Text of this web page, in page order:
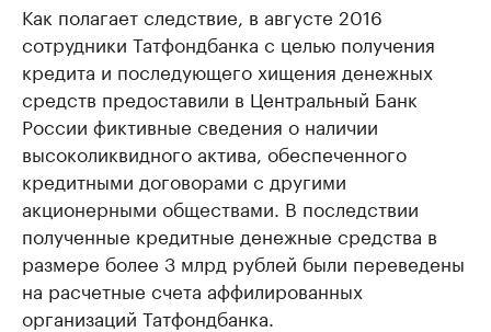
Как полагает следствие, в августе 2016
сотрудники Татфондбанка с целью получения
кредита и последующего хищения денежных
средств предоставили в Центральный Банк
России фиктивные сведения о наличии
высоколиквидного актива, обеспеченного
кредитными договорами с другими
акционерными обществами. В последствии
полученные кредитные денежные средства в
размере более 3 млрд рублей были переведены
на расчетные счета аффилированных
организаций Татфондбанка.